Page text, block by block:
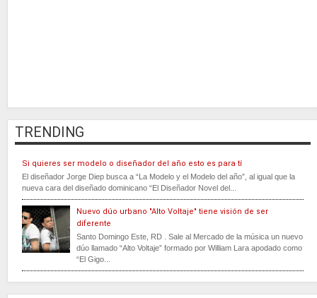
TRENDING
Si quieres ser modelo o diseñador del año esto es para tí
El diseñador Jorge Diep busca a “La Modelo y el Modelo del año”, al igual que la
nueva cara del diseñado dominicano “El Diseñador Novel del...
Nuevo dúo urbano "Alto Voltaje" tiene visión de ser
diferente
Santo Domingo Este, RD . Sale al Mercado de la música un nuevo
dúo llamado “Alto Voltaje” formado por William Lara apodado como
“El Gigo...